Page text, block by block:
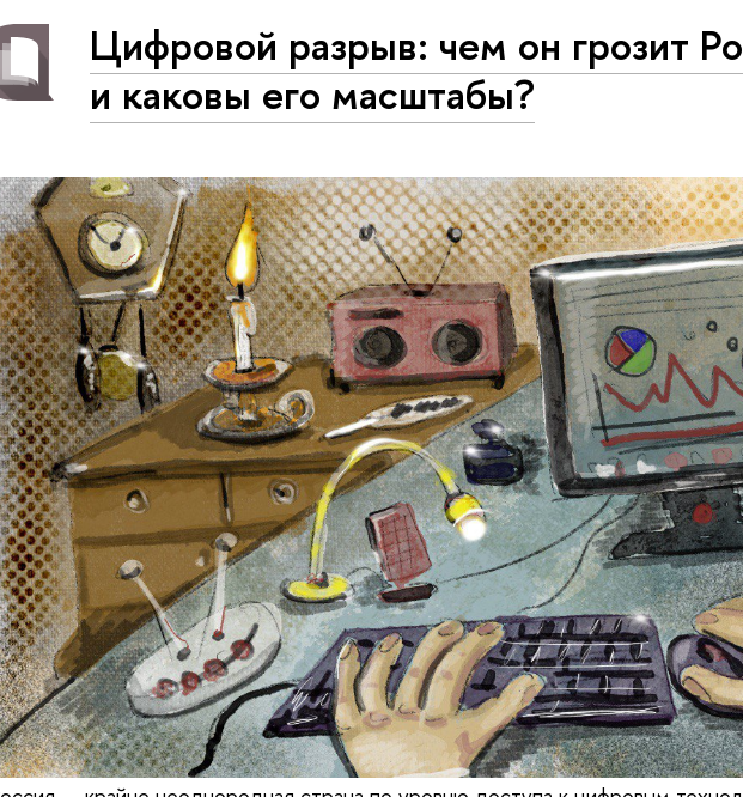
Цифровой разрыв: чем он грозит
и каковы его масштабы?